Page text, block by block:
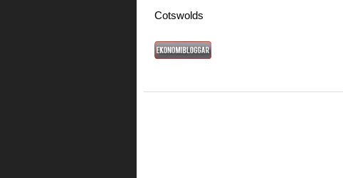
Cotswolds